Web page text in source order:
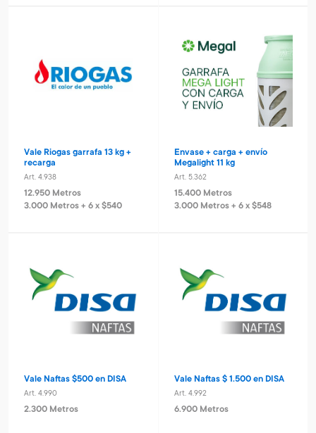
Vale Riogas garrafa 13 kg +
recarga
Art. 4.938
12.950 Metros
3.000 Metros + 6 x $540
Envase + carga + envío
Megalight 11 kg
Art. 5.362
15.400 Metros
3.000 Metros + 6 x $548
Vale Naftas $500 en DISA
Art. 4.990
2.300 Metros
Vale Naftas $ 1.500 en DISA
Art. 4.992
6.900 Metros